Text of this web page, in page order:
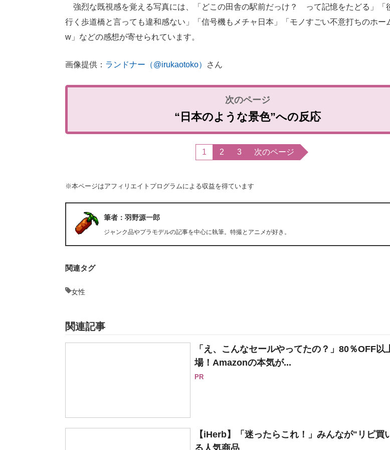
強烈な既視感を覚える写真には、「どこの田舎の駅前だっけ？ って記憶をたどる」「
行く歩道橋と言っても違和感ない」「信号機もメチャ日本」「モノすごい不意打ちのホー
w」などの感想が寄せられています。
画像提供： ランドナー（@irukaotoko） さん
“日本のような景色”への反応
1 2 3 次のページ
※本ページはアフィリエイトプログラムによる収益を得ています
筆者：羽野源一郎
ジャンク品やプラモデルの記事を中心に執筆。特撮とアニメが好き。
関連タグ
女性
関連記事
「え、こんなセールやってたの？」80％OFF以
場！Amazonの本気が...
PR
【iHerb】「迷ったらこれ！」みんなが"リピ買
る人気商品